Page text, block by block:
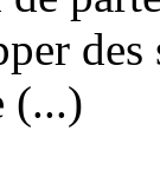
(...)